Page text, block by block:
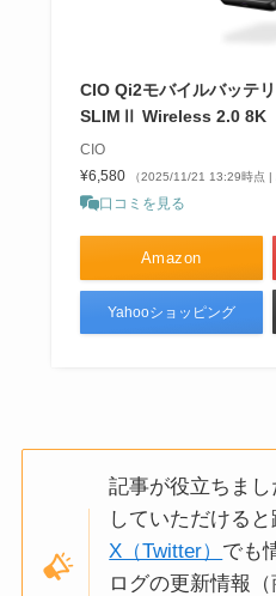
CIO Qi2モバイルバッテ
SLIMⅡ Wireless 2.0 8K
CIO
¥6,580
（2025/11/21 13:29時点 |
口コミを見る
Amazon
Yahooショッピング
記事が役立ちま
していただける
X（Twitter） でも
ログの更新情報